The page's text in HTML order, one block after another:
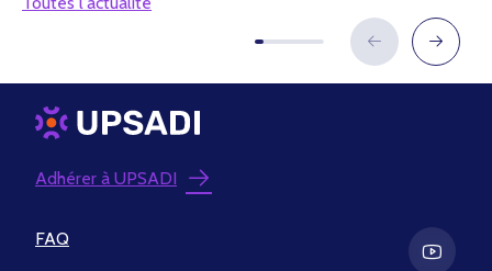
Adhérer à UPSADI
FAQ